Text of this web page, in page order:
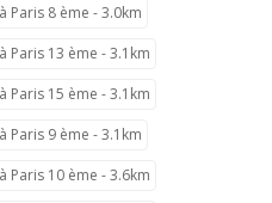
Paris 8 ème - 3.0km
Paris 13 ème - 3.1km
Paris 15 ème - 3.1km
Paris 9 ème - 3.1km
Paris 10 ème - 3.6km